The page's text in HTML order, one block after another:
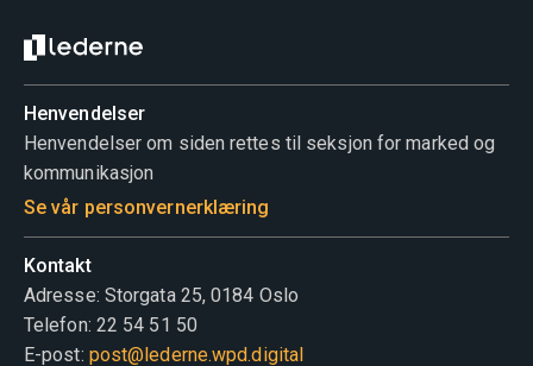
Henvendelser
Henvendelser om siden rettes til seksjon for marked og
kommunikasjon
Se vår personvernerklæring
Kontakt
Adresse: Storgata 25, 0184 Oslo
Telefon: 22 54 51 50
E-post: post@lederne.wpd.digital